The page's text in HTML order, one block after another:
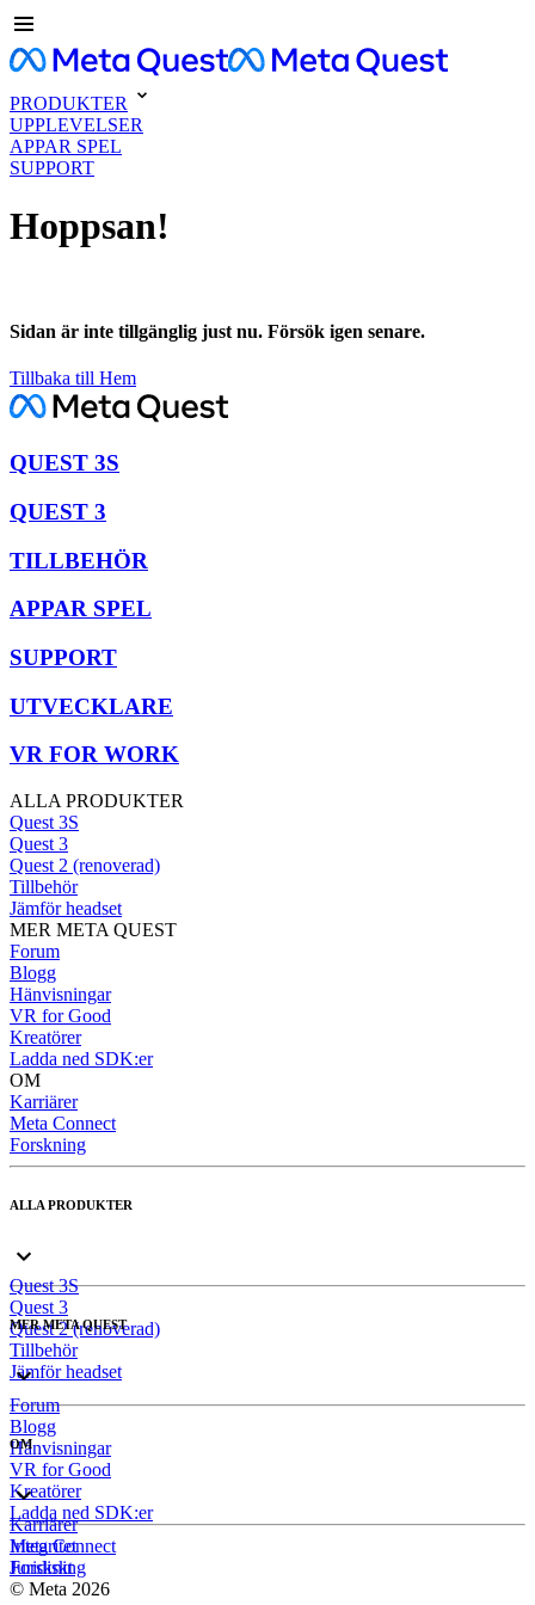
PRODUKTER
UPPLEVELSER
APPAR SPEL
SUPPORT
Hoppsan!
Sidan är inte tillgänglig just nu. Försök igen senare.
Tillbaka till Hem
QUEST 3S
QUEST 3
TILLBEHÖR
APPAR SPEL
SUPPORT
UTVECKLARE
VR FOR WORK
ALLA PRODUKTER
Quest 3S
Quest 3
Quest 2 (renoverad)
Tillbehör
Jämför headset
MER META QUEST
Forum
Blogg
Hänvisningar
VR for Good
Kreatörer
Ladda ned SDK:er
OM
Karriärer
Meta Connect
Forskning
ALLA PRODUKTER
Quest 3S
Quest 3
Quest 2 (renoverad)
Tillbehör
Jämför headset
MER META QUEST
Forum
Blogg
Hänvisningar
VR for Good
Kreatörer
Ladda ned SDK:er
OM
Karriärer
Meta Connect
Forskning
Integritet
Juridiskt
© Meta 2026